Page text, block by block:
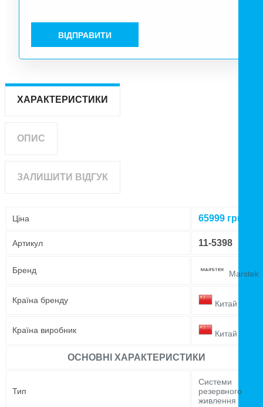
ВІДПРАВИТИ
ХАРАКТЕРИСТИКИ
ОПИС
ЗАЛИШИТИ ВІДГУК
Ціна 65999 грн
Артикул 11-5398
Бренд Marstek
Країна бренду Китай
Країна виробник Китай
ОСНОВНІ ХАРАКТЕРИСТИКИ
Тип
Системи
резервного
живлення